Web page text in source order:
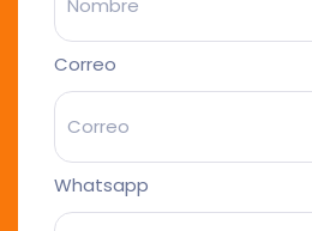
Correo
Whatsapp